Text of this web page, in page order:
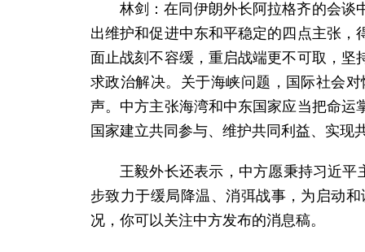
林剑：在同伊朗外长阿拉格齐的会谈
出维护和促进中东和平稳定的四点主张
面止战刻不容缓，重启战端更不可取，
求政治解决。关于海峡问题，国际社会
声。中方主张海湾和中东国家应当把命
国家建立共同参与、维护共同利益、实现
王毅外长还表示，中方愿秉持习近平
步致力于缓局降温、消弭战事，为启动
况，你可以关注中方发布的消息稿。